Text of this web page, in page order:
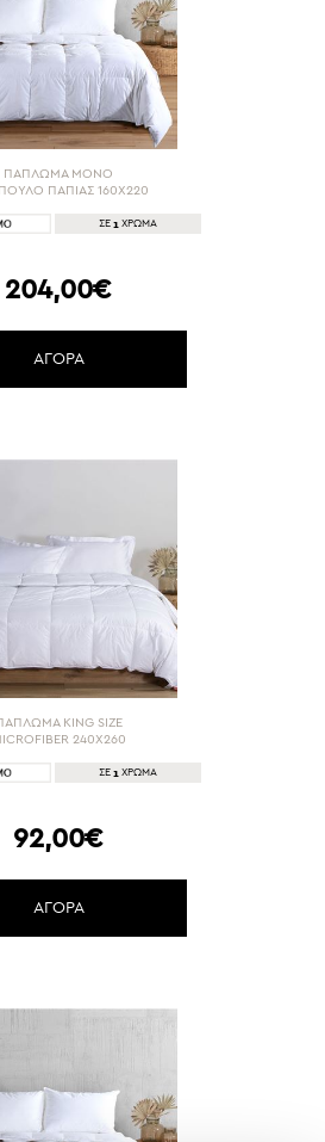
ΠΑΠΛΩΜΑ ΜΟΝΟ
ΠΑΠΙΑΣ 160X220
ΣΕ 1 ΧΡΩΜΑ
204,00€
ΑΓΟΡΑ
KING SIZE
240X260
ΣΕ 1 ΧΡΩΜΑ
92,00€
ΑΓΟΡΑ